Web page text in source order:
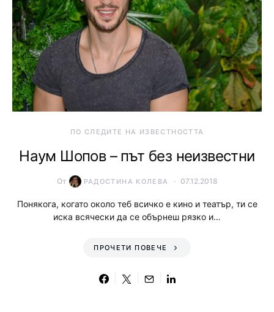
ПО СЛЕДИТЕ НА ИЗВЕСТНОСТТА
Наум Шопов – път без неизвестни
От РАДОСТИНА КОЛЕВА 07.12.2018
Понякога, когато около теб всичко е кино и театър, ти се
иска всячески да се обърнеш рязко и…
ПРОЧЕТИ ПОВЕЧЕ